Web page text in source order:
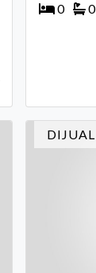
0
0
DIJUAL